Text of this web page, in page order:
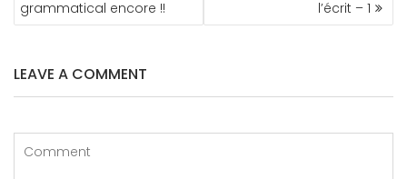
L’ARTICLE
grammatical encore !!
l’écrit – 1
LEAVE A COMMENT